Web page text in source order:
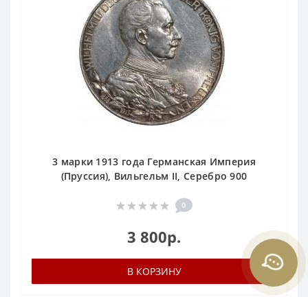
3 марки 1913 года Германская Империя
(Пруссия), Вильгельм II, Серебро 900
0
3 800р.
В КОРЗИНУ